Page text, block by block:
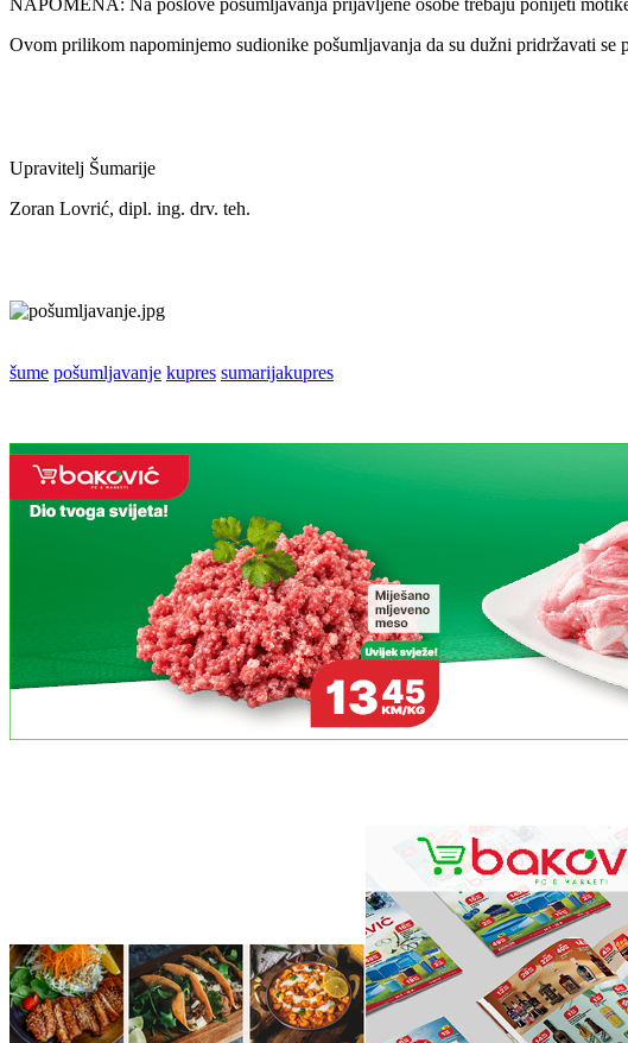
Ovom prilikom napominjemo sudionike pošumljavanja da su dužni pridržavati
Upravitelj Šumarije
Zoran Lovrić, dipl. ing. drv. teh.
šume pošumljavanje kupres sumarijakupres